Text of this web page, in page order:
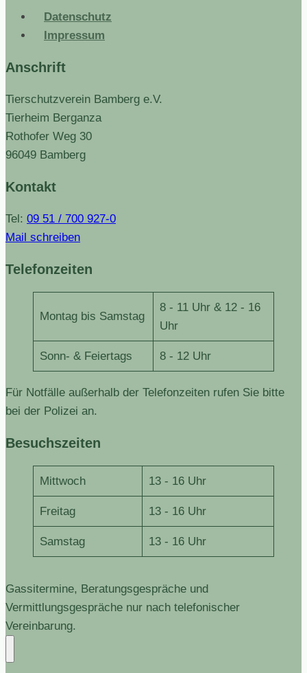
Datenschutz
Impressum
Anschrift
Tierschutzverein Bamberg e.V.
Tierheim Berganza
Rothofer Weg 30
96049 Bamberg
Kontakt
Tel: 09 51 / 700 927-0
Mail schreiben
Telefonzeiten
Montag bis Samstag
8 - 11 Uhr & 12 - 16
Uhr
Sonn- & Feiertags 8 - 12 Uhr
Für Notfälle außerhalb der Telefonzeiten rufen Sie bitte
bei der Polizei an.
Besuchszeiten
Mittwoch 13 - 16 Uhr
Freitag 13 - 16 Uhr
Samstag 13 - 16 Uhr
Gassitermine, Beratungsgespräche und
Vermittlungsgespräche nur nach telefonischer
Vereinbarung.